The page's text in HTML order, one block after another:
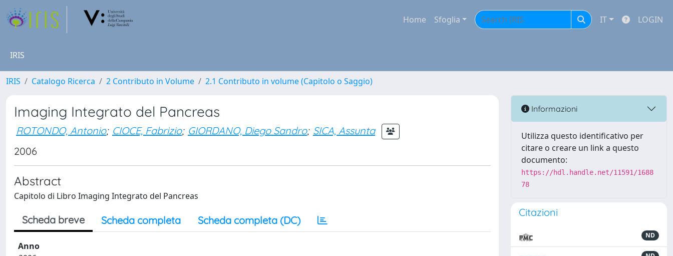
Home Sfoglia IT LOGIN
IRIS
IRIS Catalogo Ricerca 2 Contributo in Volume 2.1 Contributo in volume (Capitolo o Saggio)
Imaging Integrato del Pancreas
ROTONDO, Antonio; CIOCE, Fabrizio; GIORDANO, Diego Sandro; SICA, Assunta
2006
Abstract
Capitolo di Libro Imaging Integrato del Pancreas
Scheda breve Scheda completa Scheda completa (DC)
Anno
Informazioni
Utilizza questo identificativo per
citare o creare un link a questo
documento:
https://hdl.handle.net/11591/1688
78
Citazioni
ND